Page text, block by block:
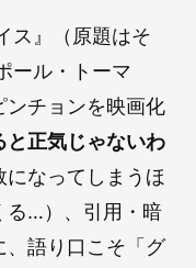
ス』（原題はそ
ール・トーマ
ンチョンを映画化
と正気じゃないわ
なってしまうほ
る…）、引用・暗
、語り口こそ「グ